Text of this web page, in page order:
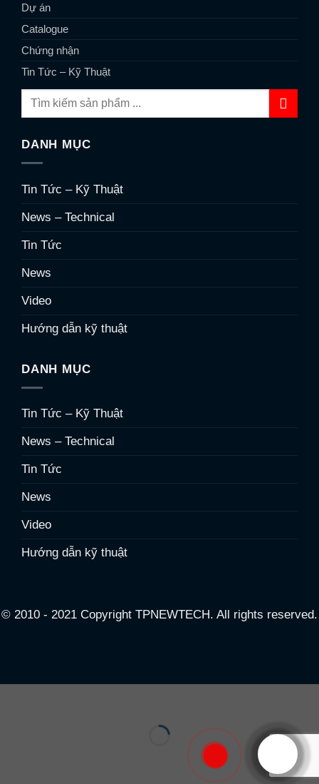
Dự án
Catalogue
Chứng nhận
Tin Tức – Kỹ Thuật
DANH MỤC
Tin Tức – Kỹ Thuật
News – Technical
Tin Tức
News
Video
Hướng dẫn kỹ thuật
DANH MỤC
Tin Tức – Kỹ Thuật
News – Technical
Tin Tức
News
Video
Hướng dẫn kỹ thuật
© 2010 - 2021 Copyright TPNEWTECH. All rights reserved.